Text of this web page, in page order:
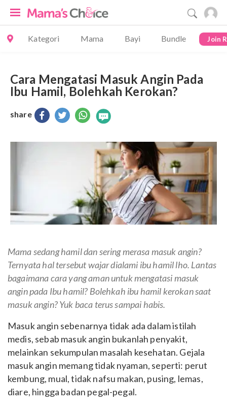
Kategori Mama Bayi Bundle Join
Cara Mengatasi Masuk Angin Pada
Ibu Hamil, Bolehkah Kerokan?
share
Mama sedang hamil dan sering merasa masuk angin?
Ternyata hal tersebut wajar dialami ibu hamil lho. Lantas
bagaimana cara yang aman untuk mengatasi masuk
angin pada Ibu hamil? Bolehkah ibu hamil kerokan saat
masuk angin? Yuk baca terus sampai habis.
Masuk angin sebenarnya tidak ada dalam istilah
medis, sebab masuk angin bukanlah penyakit,
melainkan sekumpulan masalah kesehatan. Gejala
masuk angin memang tidak nyaman, seperti: perut
kembung, mual, tidak nafsu makan, pusing, lemas,
diare, hingga badan pegal-pegal.